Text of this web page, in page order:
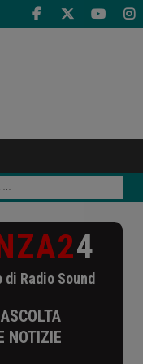
4
Radio Sound
NOTIZIE